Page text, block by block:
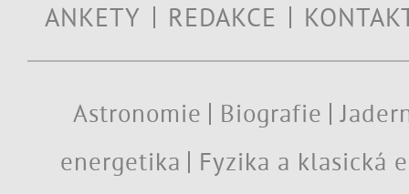
ANKETY
REDAKCE
Astronomie Biografie
energetika
Fyzika a klasická